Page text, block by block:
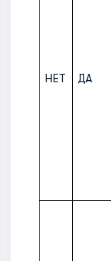
НЕТ ДА